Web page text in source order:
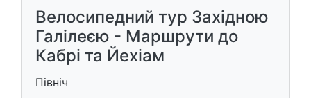
Велосипедний тур Західною
Галілеєю - Маршрути до
Кабрі та Йехіам
Північ